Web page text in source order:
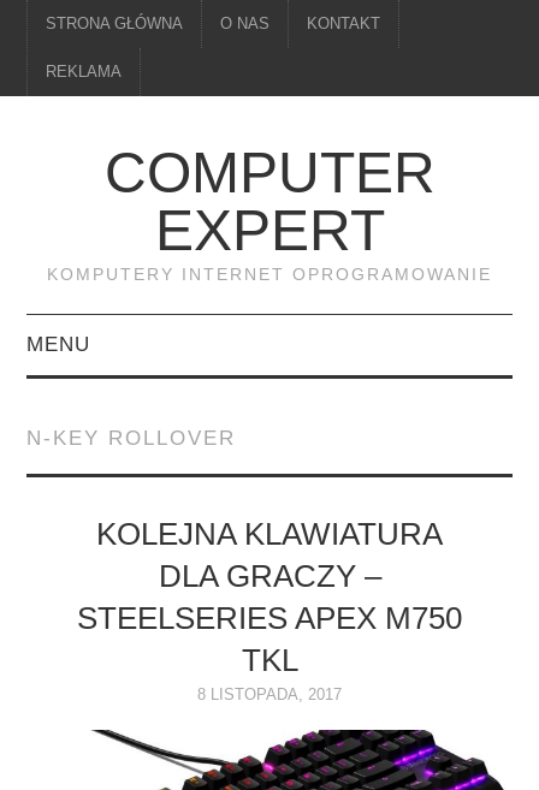
STRONA GŁÓWNA O NAS KONTAKT
REKLAMA
COMPUTER
EXPERT
KOMPUTERY INTERNET OPROGRAMOWANIE
MENU
MONITORY
OPROGRAMOWANIE
N-KEY ROLLOVER
KOLEJNA KLAWIATURA
DLA GRACZY –
STEELSERIES APEX M750
TKL
8 LISTOPADA, 2017